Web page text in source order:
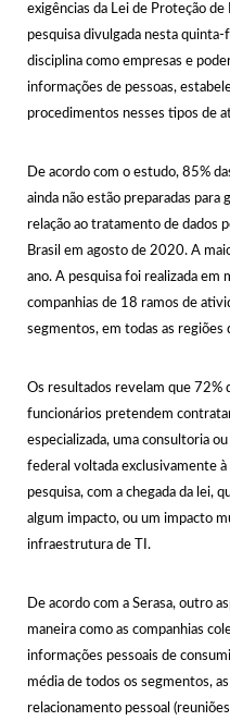
exigências da Lei de Proteção
pesquisa divulgada nesta quinta-
disciplina como empresas e
informações de pessoas,
procedimentos nesses tipos de
De acordo com o estudo, 85%
ainda não estão preparadas
relação ao tratamento de dados
Brasil em agosto de 2020. A
ano. A pesquisa foi realizada
companhias de 18 ramos de
segmentos, em todas as regiões
Os resultados revelam que 72%
funcionários pretendem
especializada, uma consultoria
federal voltada exclusivamente
pesquisa, com a chegada da lei,
algum impacto, ou um impacto
infraestrutura de TI.
De acordo com a Serasa, outro
maneira como as companhias
informações pessoais de
média de todos os segmentos,
relacionamento pessoal